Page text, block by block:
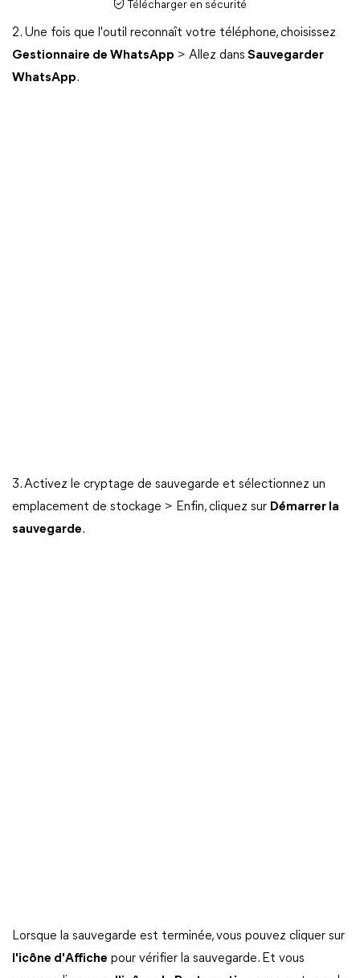
Télécharger en sécurité
2. Une fois que l'outil reconnaît votre téléphone, choisissez
Gestionnaire de WhatsApp > Allez dans Sauvegarder
WhatsApp.
3. Activez le cryptage de sauvegarde et sélectionnez un
emplacement de stockage > Enfin, cliquez sur Démarrer la
sauvegarde.
Lorsque la sauvegarde est terminée, vous pouvez cliquer sur
l'icône d'Affiche pour vérifier la sauvegarde. Et vous